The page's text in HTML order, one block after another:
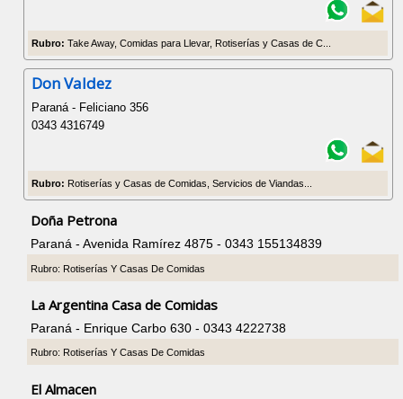
Rubro: Take Away, Comidas para Llevar, Rotiserías y Casas de C...
Don Valdez
Paraná - Feliciano 356
0343 4316749
Rubro: Rotiserías y Casas de Comidas, Servicios de Viandas...
Doña Petrona
Paraná - Avenida Ramírez 4875 - 0343 155134839
Rubro: Rotiserías Y Casas De Comidas
La Argentina Casa de Comidas
Paraná - Enrique Carbo 630 - 0343 4222738
Rubro: Rotiserías Y Casas De Comidas
El Almacen